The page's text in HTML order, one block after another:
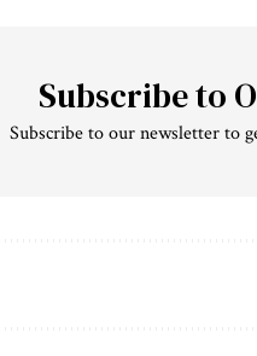
Subscribe to
Subscribe to our newsletter to